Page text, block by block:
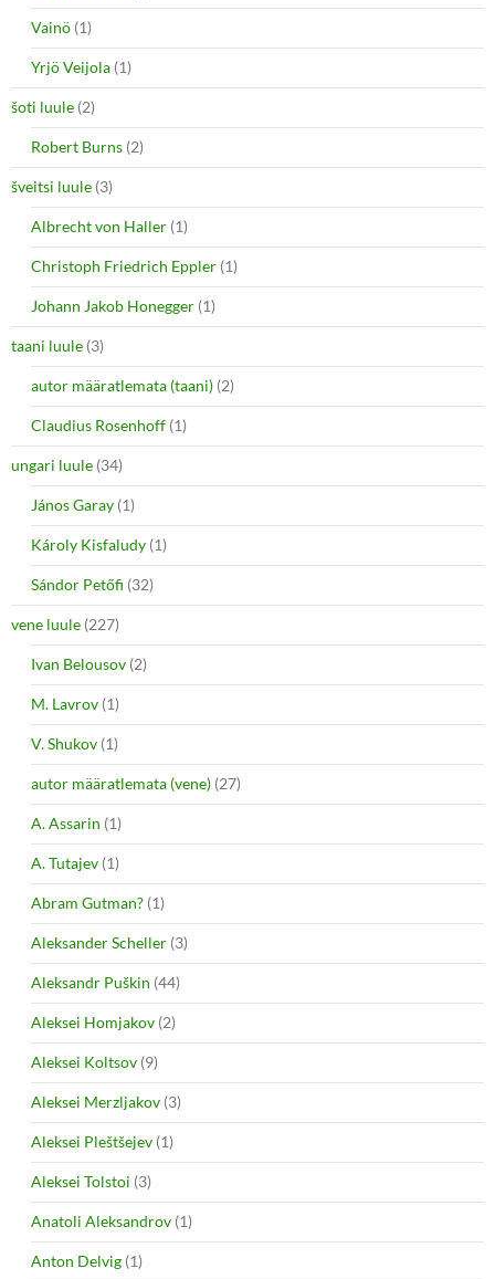
Vainö (1)
Yrjö Veijola (1)
šoti luule (2)
Robert Burns (2)
šveitsi luule (3)
Albrecht von Haller (1)
Christoph Friedrich Eppler (1)
Johann Jakob Honegger (1)
taani luule (3)
autor määratlemata (taani) (2)
Claudius Rosenhoff (1)
ungari luule (34)
János Garay (1)
Károly Kisfaludy (1)
Sándor Petőfi (32)
vene luule (227)
Ivan Belousov (2)
M. Lavrov (1)
V. Shukov (1)
autor määratlemata (vene) (27)
A. Assarin (1)
A. Tutajev (1)
Abram Gutman? (1)
Aleksander Scheller (3)
Aleksandr Puškin (44)
Aleksei Homjakov (2)
Aleksei Koltsov (9)
Aleksei Merzljakov (3)
Aleksei Pleštšejev (1)
Aleksei Tolstoi (3)
Anatoli Aleksandrov (1)
Anton Delvig (1)